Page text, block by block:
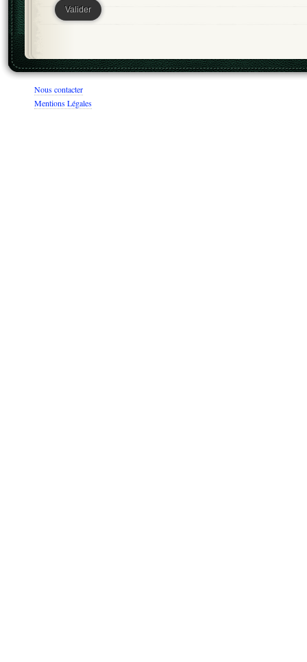
Nous contacter
Mentions Légales